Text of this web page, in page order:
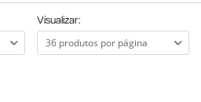
Visualizar: